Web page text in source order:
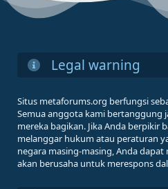
Legal warning
Situs metaforums.org berfungsi
Semua anggota kami bertanggung
mereka bagikan. Jika Anda berpikir
melanggar hukum atau peraturan
negara masing-masing, Anda dapat
akan berusaha untuk merespons